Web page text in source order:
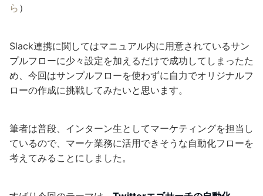
ら ）
Slack連携に関してはマニュアル内に用意されているサン
プルフローに少々設定を加えるだけで成功してしまったた
め、今回はサンプルフローを使わずに自力でオリジナルフ
ローの作成に挑戦してみたいと思います。
筆者は普段、インターン生としてマーケティングを担当し
ているので、マーケ業務に活用できそうな自動化フローを
考えてみることにしました。